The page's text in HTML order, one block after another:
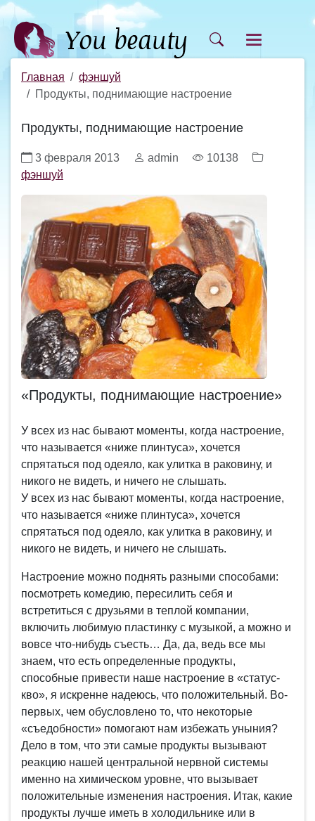
Главная
фэншуй
Продукты, поднимающие настроение
Продукты, поднимающие настроение
3 февраля 2013 admin
10138
фэншуй
«Продукты, поднимающие настроение»
У всех из нас бывают моменты, когда настроение,
что называется «ниже плинтуса», хочется
спрятаться под одеяло, как улитка в раковину, и
никого не видеть, и ничего не слышать.
У всех из нас бывают моменты, когда настроение,
что называется «ниже плинтуса», хочется
спрятаться под одеяло, как улитка в раковину, и
никого не видеть, и ничего не слышать.
Настроение можно поднять разными способами:
посмотреть комедию, пересилить себя и
встретиться с друзьями в теплой компании,
включить любимую пластинку с музыкой, а можно и
вовсе что-нибудь съесть… Да, да, ведь все мы
знаем, что есть определенные продукты,
способные привести наше настроение в «статус-
кво», я искренне надеюсь, что положительный. Во-
первых, чем обусловлено то, что некоторые
«съедобности» помогают нам избежать уныния?
Дело в том, что эти самые продукты вызывают
реакцию нашей центральной нервной системы
именно на химическом уровне, что вызывает
положительные изменения настроения. Итак, какие
продукты лучше иметь в холодильнике или в